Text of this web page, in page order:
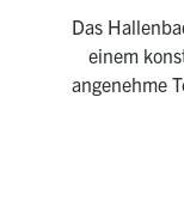
Das
einem
angenehme